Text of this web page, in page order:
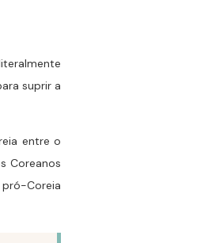
suprir a
entre o
Coreanos
pró-Coreia